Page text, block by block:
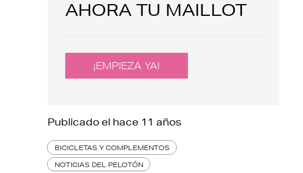
AHORA TU MAILLOT
¡EMPIEZA YA!
Publicado el hace 11 años
BICICLETAS Y COMPLEMENTOS
NOTICIAS DEL PELOTÓN